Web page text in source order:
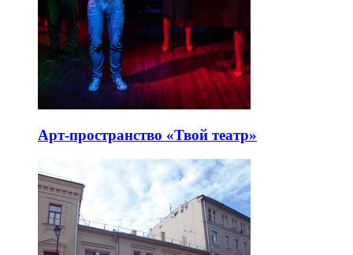
Арт-пространство «Твой театр»